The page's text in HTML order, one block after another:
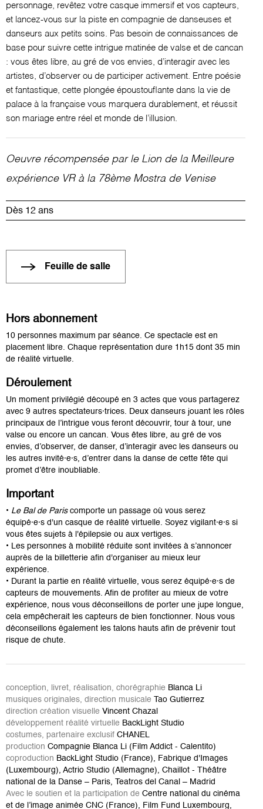
Samedi 4 fév 2023 - 16h30 Date passée
Samedi 4 fév 2023 - 17h30 Date passée
Samedi 4 fév 2023 - 18h45
Samedi 4 fév 2023 - 19h45 Date passée
Samedi 4 fév 2023 - 20h45 Date passée
Samedi 4 fév 2023 - 21h45 Date passée
Dimanche 5 fév 2023 - 09h30 Date passée
Dimanche 5 fév 2023 - 10h30
Dimanche 5 fév 2023 - 11h45 Date passée
Dimanche 5 fév 2023 - 12h45 Date passée
Dimanche 5 fév 2023 - 13h45 Date passée
Dimanche 5 fév 2023 - 16h30
Dimanche 5 fév 2023 - 17h30 Date passée
Dimanche 5 fév 2023 - 20h45
personnage, revêtez votre casque immersif et vos capteurs,
et lancez-vous sur la piste en compagnie de danseuses et
danseurs aux petits soins. Pas besoin de connaissances de
base pour suivre cette intrigue matinée de valse et de cancan
: vous êtes libre, au gré de vos envies, d’interagir avec les
artistes, d’observer ou de participer activement. Entre poésie
et fantastique, cette plongée époustouflante dans la vie de
palace à la française vous marquera durablement, et réussit
son mariage entre réel et monde de l’illusion.
Oeuvre récompensée par le Lion de la Meilleure
expérience VR à la 78ème Mostra de Venise
Dès 12 ans
Feuille de salle
Hors abonnement
10 personnes maximum par séance. Ce spectacle est en
placement libre. Chaque représentation dure 1h15 dont 35 min
de réalité virtuelle.
Déroulement
Un moment privilégié découpé en 3 actes que vous partagerez
avec 9 autres spectateurs·trices. Deux danseurs jouant les rôles
principaux de l’intrigue vous feront découvrir, tour à tour, une
valse ou encore un cancan. Vous êtes libre, au gré de vos
envies, d’observer, de danser, d’interagir avec les danseurs ou
les autres invité·e·s, d’entrer dans la danse de cette fête qui
promet d’être inoubliable.
Important
• Le Bal de Pariscomporte un passage où vous serez
équipé·e·s d'un casque de réalité virtuelle. Soyez vigilant·e·s si
vous êtes sujets à l'épilepsie ou aux vertiges.
• Les personnes à mobilité réduite sont invitées à s’annoncer
auprès de la billetterie afin d'organiser au mieux leur
expérience.
• Durant la partie en réalité virtuelle, vous serez équipé·e·s de
capteurs de mouvements. Afin de profiter au mieux de votre
expérience, nous vous déconseillons de porter une jupe longue,
cela empêcherait les capteurs de bien fonctionner. Nous vous
déconseillons également les talons hauts afin de prévenir tout
risque de chute.
conception, livret, réalisation, chorégraphie Blanca Li
musiques originales, direction musicale Tao Gutierrez
direction création visuelle Vincent Chazal
développement réalité virtuelle BackLight Studio
costumes, partenaire exclusif CHANEL
production Compagnie Blanca Li (Film Addict - Calentito)
coproduction BackLight Studio (France), Fabrique d'Images
(Luxembourg), Actrio Studio (Allemagne), Chaillot - Théâtre
national de la Danse – Paris, Teatros del Canal – Madrid
Avec le soutien et la participation de Centre national du cinéma
et de l’image animée CNC (France), Film Fund Luxembourg,